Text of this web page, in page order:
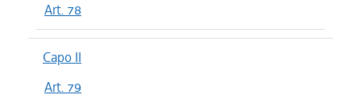
Art. 78
Capo II
Art. 79